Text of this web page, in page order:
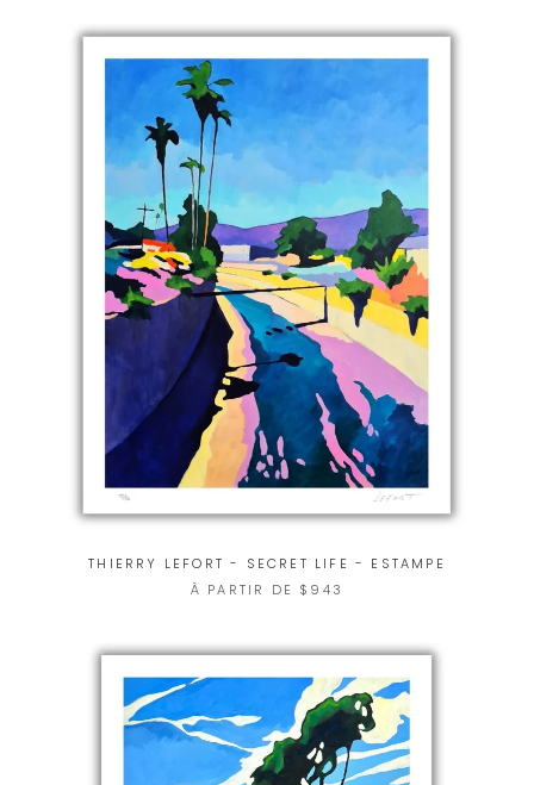
THIERRY LEFORT - SECRET LIFE - ESTAMPE
À PARTIR DE $943